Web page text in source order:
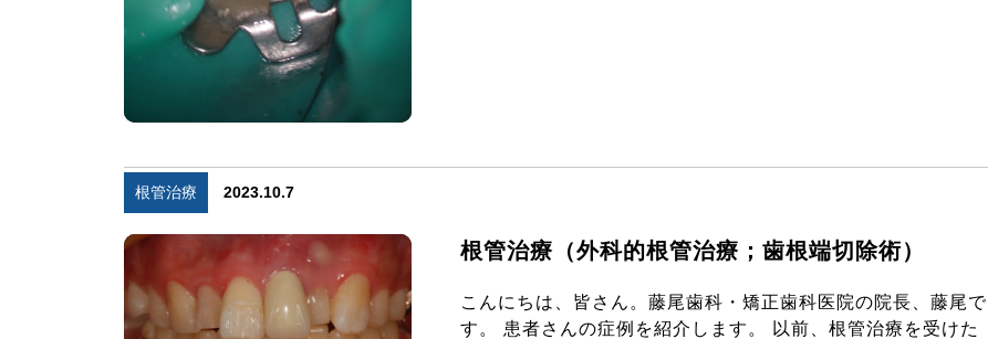
根管治療 2023.10.7
根管治療（外科的根管治療；歯根端切除術）
こんにちは、皆さん。藤尾歯科・矯正歯科医院の院長、藤尾で
す。 患者さんの症例を紹介します。 以前、根管治療を受けた